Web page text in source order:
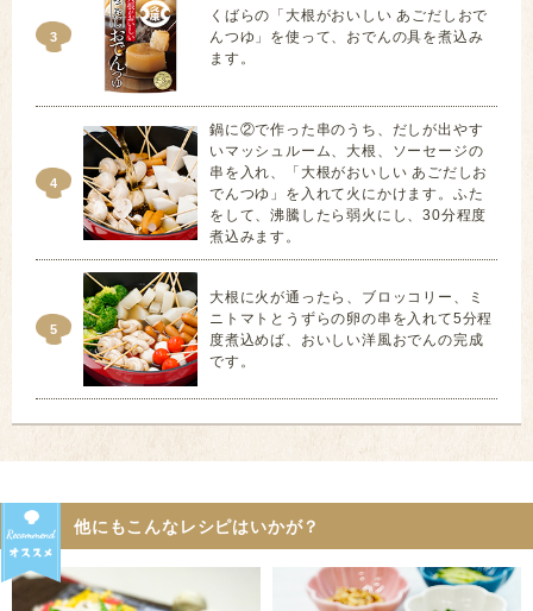
3
くばらの「大根がおいしい あごだしおで
んつゆ」を使って、おでんの具を煮込み
ます。
4
鍋に②で作った串のうち、だしが出やす
いマッシュルーム、大根、ソーセージの
串を入れ、「大根がおいしい あごだしお
でんつゆ」を入れて火にかけます。ふた
をして、沸騰したら弱火にし、30分程度
煮込みます。
5
大根に火が通ったら、ブロッコリー、ミ
ニトマトとうずらの卵の串を入れて5分程
度煮込めば、おいしい洋風おでんの完成
です。
他にもこんなレシピはいかが？